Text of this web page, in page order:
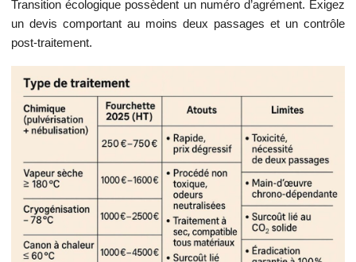
Transition écologique possèdent un numéro d’agrément. Exigez
un devis comportant au moins deux passages et un contrôle
post‑traitement.